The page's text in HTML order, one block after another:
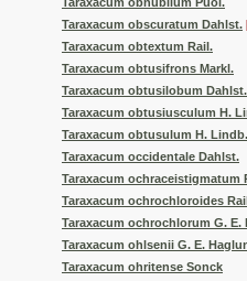
Taraxacum obscuratum Dahlst.
Taraxacum obtextum Rail.
Taraxacum obtusifrons Markl.
Taraxacum obtusilobum Dahlst.
Taraxacum obtusiusculum H.
Taraxacum obtusulum H. Lindb.
Taraxacum occidentale Dahlst.
Taraxacum ochraceistigmatum
Taraxacum ochrochloroides
Taraxacum ochrochlorum G. E.
Taraxacum ohlsenii G. E.
Taraxacum ohritense Sonck